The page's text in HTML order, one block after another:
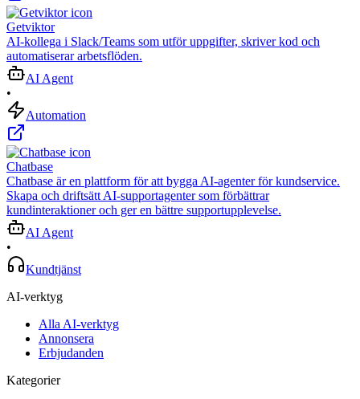
Getviktor
AI‑kollega i Slack/Teams som utför uppgifter, skriver kod och
automatiserar arbetsflöden.
AI Agent
•
Automation
Chatbase
Chatbase är en plattform för att bygga AI-agenter för kundservice.
Skapa och driftsätt AI-supportagenter som förbättrar
kundinteraktioner och ger en bättre supportupplevelse.
AI Agent
•
Kundtjänst
AI-verktyg
Alla AI-verktyg
Annonsera
Erbjudanden
Kategorier